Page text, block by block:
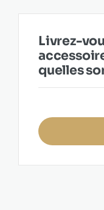
Livrez-
quelles